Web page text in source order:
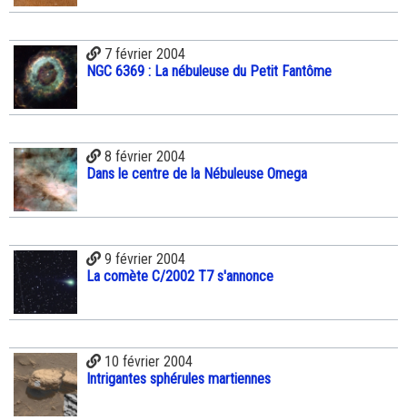
7 février 2004
NGC 6369 : La nébuleuse du Petit Fantôme
8 février 2004
Dans le centre de la Nébuleuse Omega
9 février 2004
La comète C/2002 T7 s'annonce
10 février 2004
Intrigantes sphérules martiennes